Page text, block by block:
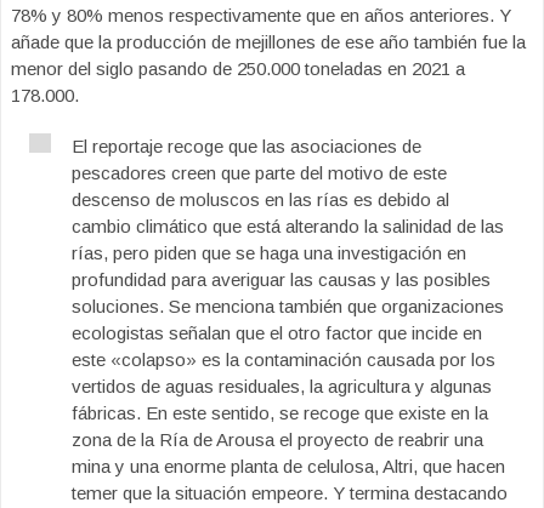
78% y 80% menos respectivamente que en años anteriores. Y
añade que la producción de mejillones de ese año también fue la
menor del siglo pasando de 250.000 toneladas en 2021 a
178.000.
El reportaje recoge que las asociaciones de
pescadores creen que parte del motivo de este
descenso de moluscos en las rías es debido al
cambio climático que está alterando la salinidad de las
rías, pero piden que se haga una investigación en
profundidad para averiguar las causas y las posibles
soluciones. Se menciona también que organizaciones
ecologistas señalan que el otro factor que incide en
este «colapso» es la contaminación causada por los
vertidos de aguas residuales, la agricultura y algunas
fábricas. En este sentido, se recoge que existe en la
zona de la Ría de Arousa el proyecto de reabrir una
mina y una enorme planta de celulosa, Altri, que hacen
temer que la situación empeore. Y termina destacando